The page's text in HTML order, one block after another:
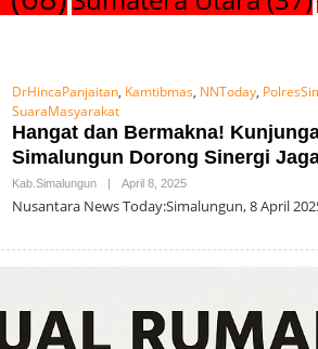
DrHincaPanjaitan, Kamtibmas, NNToday,
SuaraMasyarakat
Hangat dan Bermakna!
Simalungun Dorong Sinergi
Kab.simalungun April 8, 2025O
E
Nusantara News Today:Simalungun, 8 April